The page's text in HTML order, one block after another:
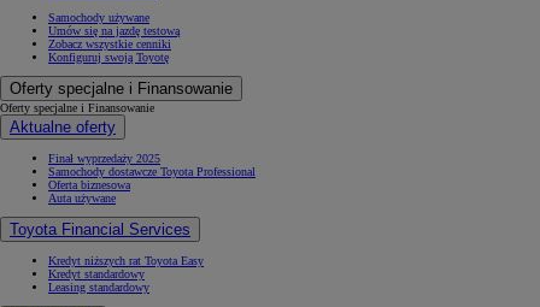
Samochody używane
Umów się na jazdę testową
Zobacz wszystkie cenniki
Konfiguruj swoją Toyotę
Oferty specjalne i Finansowanie
Oferty specjalne i Finansowanie
Aktualne oferty
Finał wyprzedaży 2025
Samochody dostawcze Toyota Professional
Oferta biznesowa
Auta używane
Toyota Financial Services
Kredyt niższych rat Toyota Easy
Kredyt standardowy
Leasing standardowy